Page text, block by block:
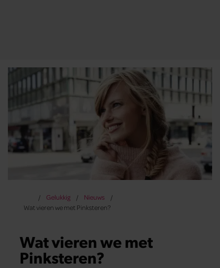
Gelukkig
Nieuws
Wat vieren we met Pinksteren?
Wat vieren we met
Pinksteren?